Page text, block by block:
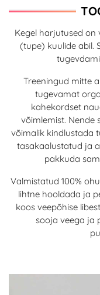
Kegel harjutused
(tupe) kuulide abil.
Treeningud mitte
tugevamat
kahekordset
võimlemist. Nende
võimalik kindlustada
tasakaalustatud ja
pakkuda
Valmistatud 100%
lihtne hooldada ja
koos veepõhise
sooja veega ja